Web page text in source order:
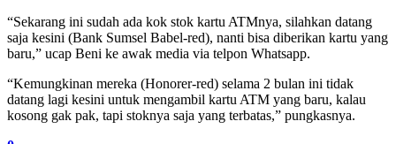
“Sekarang ini sudah ada kok stok kartu ATMnya, silahkan datang
saja kesini (Bank Sumsel Babel-red), nanti bisa diberikan kartu yang
baru,” ucap Beni ke awak media via telpon Whatsapp.
“Kemungkinan mereka (Honorer-red) selama 2 bulan ini tidak
datang lagi kesini untuk mengambil kartu ATM yang baru, kalau
kosong gak pak, tapi stoknya saja yang terbatas,” pungkasnya.